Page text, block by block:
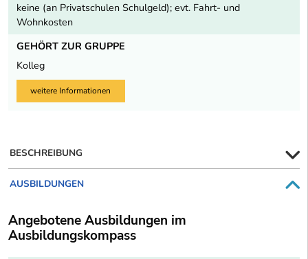
keine (an Privatschulen Schulgeld); evt. Fahrt- und
Wohnkosten
GEHÖRT ZUR GRUPPE
Kolleg
weitere Informationen
BESCHREIBUNG
AUSBILDUNGEN
Angebotene Ausbildungen im
Ausbildungskompass